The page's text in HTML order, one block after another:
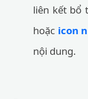
liên kết bổ
hoặc icon
nội dung.